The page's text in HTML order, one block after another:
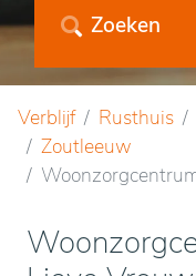
Zoeken
Verblijf Rusthuis
Zoutleeuw